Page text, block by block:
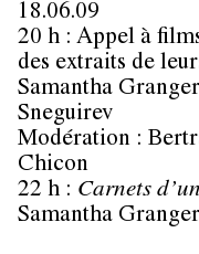
18.06.09
20 h : Appel à
des extraits de
Samantha Granger
Sneguirev
Modération :
Chicon
22 h : Carnets
Samantha Granger